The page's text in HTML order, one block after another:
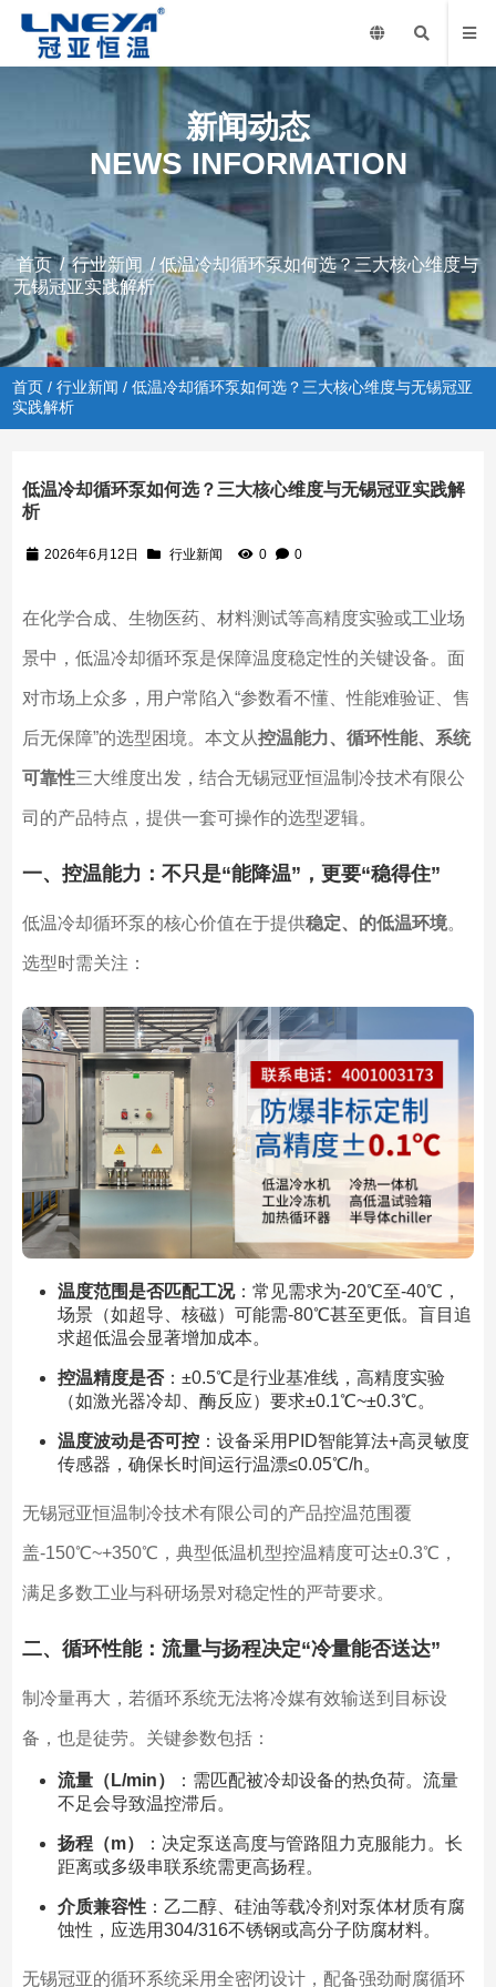
新闻动态
NEWS INFORMATION
首页/行业新闻 / 低温冷却循环泵如何选？三大核心维度与
无锡冠亚实践解析
首页 /行业新闻 / 低温冷却循环泵如何选？三大核心维度与无锡冠亚
实践解析
低温冷却循环泵如何选？三大核心维度与无锡冠亚实践解
析
2026年6月12日 行业新闻 0 0
在化学合成、生物医药、材料测试等高精度实验或工业场
景中，低温冷却循环泵是保障温度稳定性的关键设备。面
对市场上众多，用户常陷入“参数看不懂、性能难验证、售
后无保障”的选型困境。本文从控温能力、循环性能、系统
可靠性三大维度出发，结合无锡冠亚恒温制冷技术有限公
司的产品特点，提供一套可操作的选型逻辑。
一、控温能力：不只是“能降温”，更要“稳得住”
低温冷却循环泵的核心价值在于提供稳定、的低温环境。
选型时需关注：
温度范围是否匹配工况：常见需求为-20℃至-40℃，
场景（如超导、核磁）可能需-80℃甚至更低。盲目追
求超低温会显著增加成本。
控温精度是否：±0.5℃是行业基准线，高精度实验
（如激光器冷却、酶反应）要求±0.1℃~±0.3℃。
温度波动是否可控：设备采用PID智能算法+高灵敏度
传感器，确保长时间运行温漂≤0.05℃/h。
无锡冠亚恒温制冷技术有限公司的产品控温范围覆
盖-150℃~+350℃，典型低温机型控温精度可达±0.3℃，
满足多数工业与科研场景对稳定性的严苛要求。
二、循环性能：流量与扬程决定“冷量能否送达”
制冷量再大，若循环系统无法将冷媒有效输送到目标设
备，也是徒劳。关键参数包括：
流量（L/min）
：需匹配被冷却设备的热负荷。流量
不足会导致温控滞后。
扬程（m）
：决定泵送高度与管路阻力克服能力。长
距离或多级串联系统需更高扬程。
介质兼容性：乙二醇、硅油等载冷剂对泵体材质有腐
蚀性，应选用304/316不锈钢或高分子防腐材料。
无锡冠亚的循环系统采用全密闭设计，配备强劲耐腐循环